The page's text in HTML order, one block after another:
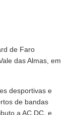
de Faro
das Almas, em
desportivas e
de bandas
a AC DC, e